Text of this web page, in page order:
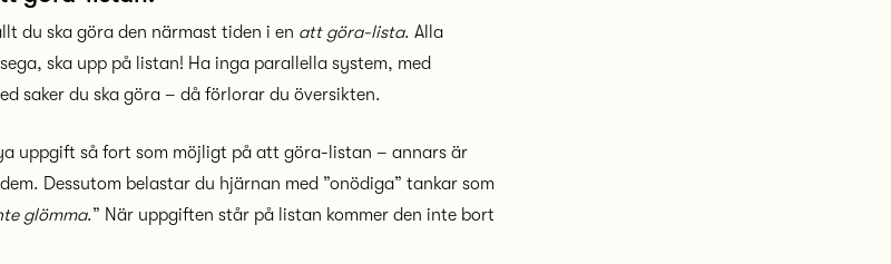
du ska göra den närmast tiden i en att göra-lista. Alla
ska upp på listan! Ha inga parallella system, med
saker du ska göra – då förlorar du översikten.
uppgift så fort som möjligt på att göra-listan – annars är
Dessutom belastar du hjärnan med ”onödiga” tankar som
glömma.” När uppgiften står på listan kommer den inte bort